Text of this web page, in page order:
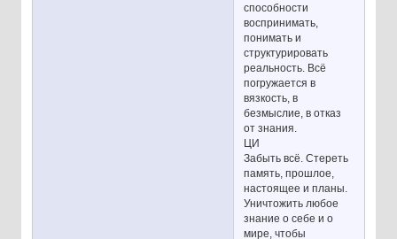
способности
воспринимать,
понимать и
структурировать
реальность. Всё
погружается в
вязкость, в
безмыслие, в отказ
от знания.
ЦИ
Забыть всё. Стереть
память, прошлое,
настоящее и планы.
Уничтожить любое
знание о себе и о
мире, чтобы